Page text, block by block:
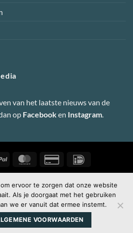
van het laatste nieuws van de
op Facebooken Instagram
PayPal MasterCardCredit
Online-Webdesign door Super
Secret
ervoor te zorgen dat onze website
Als je doorgaat met het gebruiken
we er vanuit dat ermee instemt.
VOORWAARDEN